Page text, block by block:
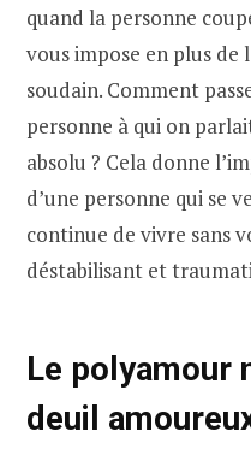
quand la personne
vous impose en plus
soudain. Comment
personne à qui on
absolu ? Cela donne
d’une personne qui se
continue de vivre sans
déstabilisant et
Le polyamour
deuil